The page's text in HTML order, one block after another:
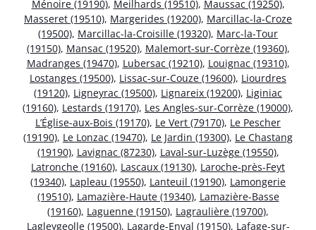
Ménoire (19190), Meilhards (19510), Maussac (19250),
Masseret (19510), Margerides (19200), Marcillac-la-Croze
(19500), Marcillac-la-Croisille (19320), Marc-la-Tour
(19150), Mansac (19520), Malemort-sur-Corrèze (19360),
Madranges (19470), Lubersac (19210), Louignac (19310),
Lostanges (19500), Lissac-sur-Couze (19600), Liourdres
(19120), Ligneyrac (19500), Lignareix (19200), Liginiac
(19160), Lestards (19170), Les Angles-sur-Corrèze (19000),
L’Église-aux-Bois (19170), Le Vert (79170), Le Pescher
(19190), Le Lonzac (19470), Le Jardin (19300), Le Chastang
(19190), Lavignac (87230), Laval-sur-Luzège (19550),
Latronche (19160), Lascaux (19130), Laroche-près-Feyt
(19340), Lapleau (19550), Lanteuil (19190), Lamongerie
(19510), Lamazière-Haute (19340), Lamazière-Basse
(19160), Laguenne (19150), Lagraulière (19700),
Lagleygeolle (19500), Lagarde-Enval (19150), Lafage-sur-